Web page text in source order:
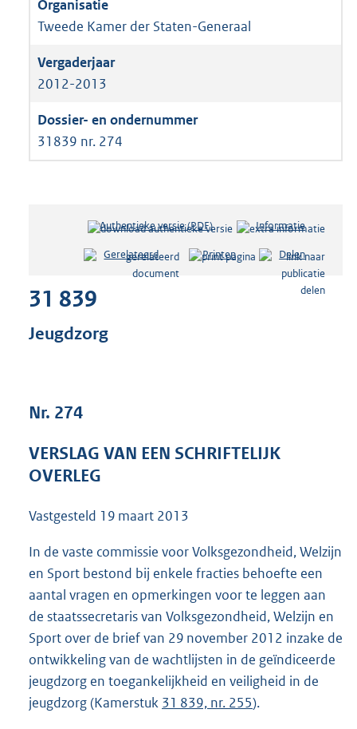
Tweede Kamer der Staten-Generaal
2012-2013
31839 nr. 274
Authentieke versie (PDF)b
s
e
K
b
Informatie
Gerelateerd Printen Delen
31 839
Jeugdzorg
Nr. 274
VERSLAG VAN EEN SCHRIFTELIJK
OVERLEG
Vastgesteld 19 maart 2013
In de vaste commissie voor Volksgezondheid, Welzijn
en Sport bestond bij enkele fracties behoefte een
aantal vragen en opmerkingen voor te leggen aan
de staatssecretaris van Volksgezondheid, Welzijn en
Sport over de brief van 29 november 2012 inzake de
ontwikkeling van de wachtlijsten in de geïndiceerde
jeugdzorg en toegankelijkheid en veiligheid in de
jeugdzorg (Kamerstuk 31 839, nr. 255).